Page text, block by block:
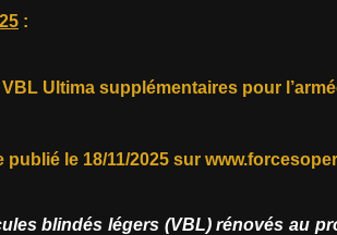
:
VBL Ultima supplémentaires pour
publié le 18/11/2025 sur
blindés légers (VBL) rénovés au